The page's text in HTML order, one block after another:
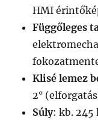
HMI
Függőleges
Klisé lemez
2°
Súly: kb. 245